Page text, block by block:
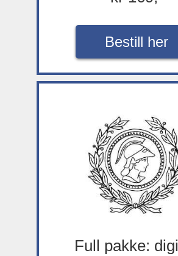
Bestill her
Full pakke: